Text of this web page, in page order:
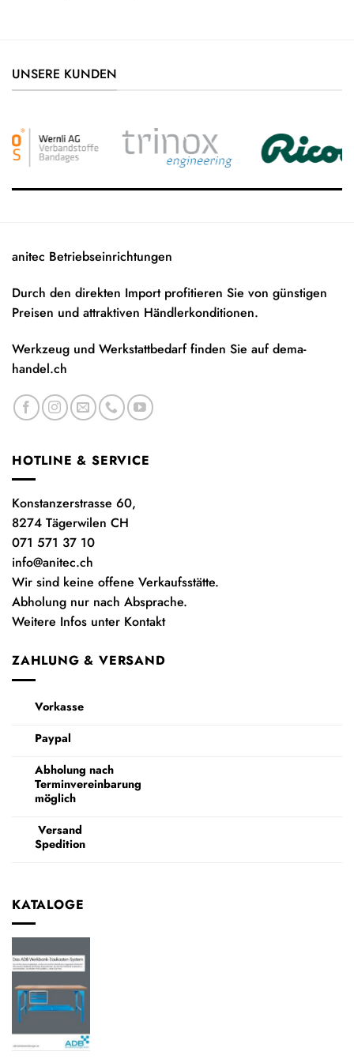
UNSERE KUNDEN
anitec Betriebseinrichtungen
Durch den direkten Import profitieren Sie von günstigen
Preisen und attraktiven Händlerkonditionen.
Werkzeug und Werkstattbedarf finden Sie aufdema-
handel.ch
HOTLINE & SERVICE
Konstanzerstrasse 60,
8274 Tägerwilen CH
071 571 37 10
info@anitec.ch
Wir sind keine offene Verkaufsstätte.
Abholung nur nach Absprache.
Weitere Infos unter Kontakt
ZAHLUNG & VERSAND
Vorkasse
Paypal
Abholung nach
Terminvereinbarung
möglich
Versand
Spedition
KATALOGE